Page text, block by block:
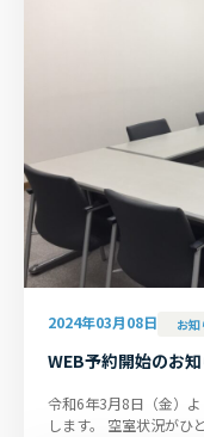
2024年03月08日 お知
WEB予約開始のお
令和6年3月8日（金）
します。 空室状況がひ